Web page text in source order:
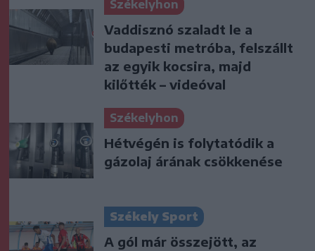
Székelyhon
Vaddisznó szaladt le a
budapesti metróba, felszállt
az egyik kocsira, majd
kilőtték – videóval
Székelyhon
Hétvégén is folytatódik a
gázolaj árának csökkenése
Székely Sport
A gól már összejött, az